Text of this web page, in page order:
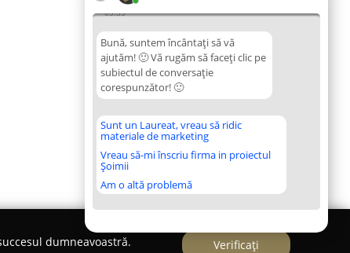
05:33
Bună, suntem încântați să vă
ajutăm! 🙂 Vă rugăm să faceți clic pe
subiectul de conversație
corespunzător! 🙂
Sunt un Laureat, vreau să ridic
materiale de marketing
Vreau să-mi înscriu firma in proiectul
Șoimii
Am o altă problemă
dumneavoastră.
Verificați